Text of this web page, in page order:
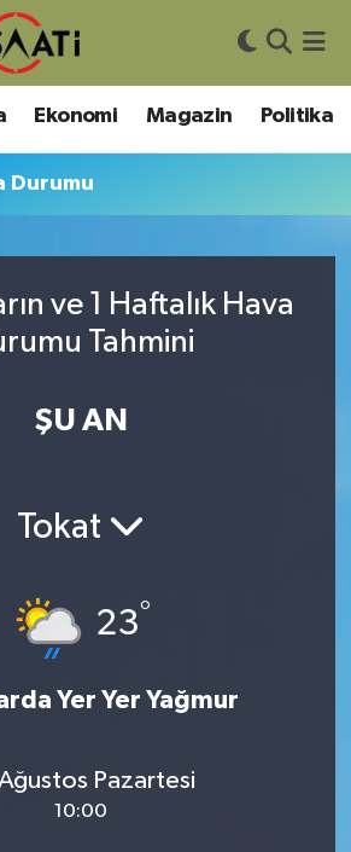
Ekonomi Magazin Politika
Durumu
ve 1 Haftalık Hava
Tahmini
ŞU AN
Tokat
23°
Yer Yer Yağmur
Pazartesi
10:00